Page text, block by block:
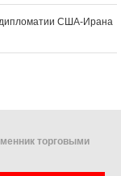
США‑Ирана
торговыми